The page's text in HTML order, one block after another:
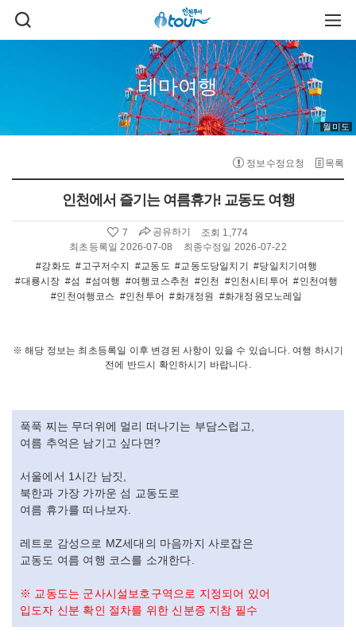
검
색
주
메
테마여행
월미도
정보수정요청 목록
인천에서 즐기는 여름휴가! 교동도 여행
좋
아
요
수
:
7 공유하기
조회 1,774
최초등록일 2026-07-08
최종수정일 2026-07-22
#강화도 #고구저수지 #교동도 #교동도당일치기
#당일치기여행
#대룡시장 #섬 #섬여행 #여행코스추천 #인천 #인천시티투어
#인천여행
#인천여행코스 #인천투어 #화개정원 #화개정원모노레일
※ 해당 정보는 최초등록일 이후 변경된 사항이 있을 수 있습니다. 여행 하시기
전에 반드시 확인하시기 바랍니다.
푹푹 찌는 무더위에 멀리 떠나기는 부담스럽고,
여름 추억은 남기고 싶다면?
서울에서 1시간 남짓,
북한과 가장 가까운 섬 교동도로
여름 휴가를 떠나보자.
레트로 감성으로 MZ세대의 마음까지 사로잡은
교동도 여름 여행 코스를 소개한다.
※ 교동도는 군사시설보호구역으로 지정되어 있어
입도자 신분 확인 절차를 위한 신분증 지참 필수